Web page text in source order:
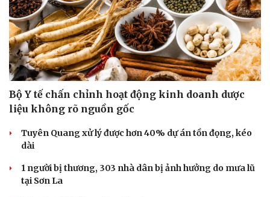
Bộ Y tế chấn chỉnh hoạt động kinh doanh dược
liệu không rõ nguồn gốc
Tuyên Quang xử lý được hơn 40% dự án tồn đọng, kéo
dài
1 người bị thương, 303 nhà dân bị ảnh hưởng do mưa lũ
tại Sơn La